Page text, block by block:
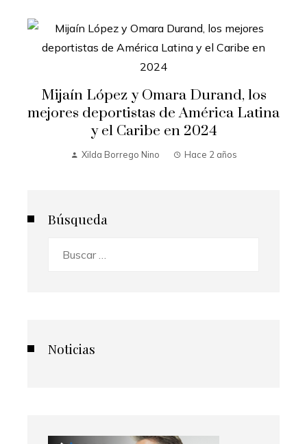
Mijaín López y Omara Durand, los
mejores deportistas de América Latina
y el Caribe en 2024
Xilda Borrego Nino Hace 2 años
Búsqueda
Noticias